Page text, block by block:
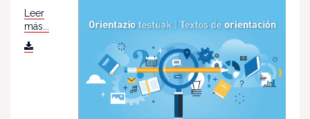
Leer
más...